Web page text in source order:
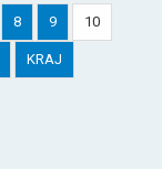
8 9 10
KRAJ